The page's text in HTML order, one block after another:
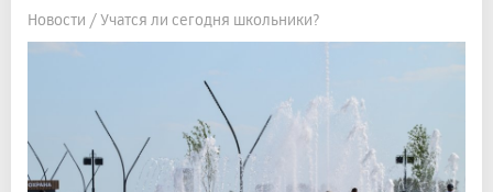
Новости / Учатся ли сегодня школьники?